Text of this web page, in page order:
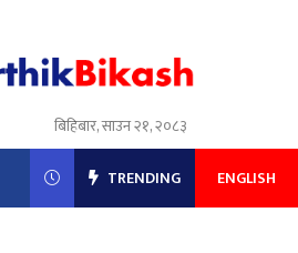
बिहिबार, साउन २१, २०८३
TRENDING ENGLISH